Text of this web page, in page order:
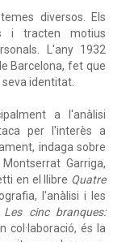
diversos. Els
i tracten motius
L'any 1932
Barcelona, fet que
identitat.
a l'anàlisi
per l'interès a
indaga sobre
Garriga,
en el llibre Quatre
l'anàlisi i les
Les cinc branques:
col·laboració, és la